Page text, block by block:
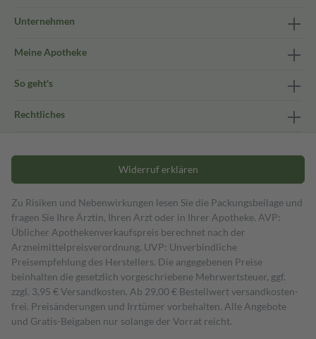
Unternehmen
Meine Apotheke
So geht's
Rechtliches
Widerruf erklären
Zu Risiken und Nebenwirkungen lesen Sie die Packungsbeilage und
fragen Sie Ihre Ärztin, Ihren Arzt oder in Ihrer Apotheke. AVP:
Üblicher Apothekenverkaufspreis berechnet nach der
Arzneimittelpreisverordnung. UVP: Unverbindliche
Preisempfehlung des Herstellers. Die angegebenen Preise
beinhalten die gesetzlich vorgeschriebene Mehrwertsteuer, ggf.
zzgl. 3,95 € Versandkosten. Ab 29,00 € Bestell­wert versand­kosten­
frei. Preisänderungen und Irrtümer vorbehalten. Alle Angebote
und Gratis-Beigaben nur solange der Vorrat reicht.